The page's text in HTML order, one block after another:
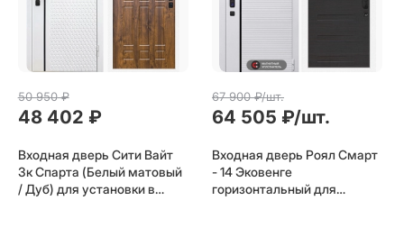
50 950 ₽
48 402 ₽
Входная дверь Сити Вайт
3к Спарта (Белый матовый
/ Дуб) для установки в
67 900 ₽/шт.
64 505 ₽/шт.
Входная дверь Роял Смарт
- 14 Эковенге
горизонтальный для